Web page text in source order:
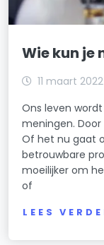
Wie kun je
11 maart 2022
Ons leven
meningen.
Of het nu gaat
betrouwbare
moeilijker om
of
LEES